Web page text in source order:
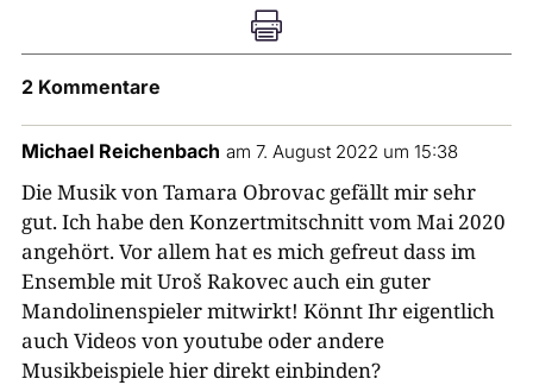

2 Kommentare
Michael Reichenbach am 7. August 2022 um 15:38
Die Musik von Tamara Obrovac gefällt mir sehr
gut. Ich habe den Konzertmitschnitt vom Mai 2020
angehört. Vor allem hat es mich gefreut dass im
Ensemble mit Uroš Rakovec auch ein guter
Mandolinenspieler mitwirkt! Könnt Ihr eigentlich
auch Videos von youtube oder andere
Musikbeispiele hier direkt einbinden?